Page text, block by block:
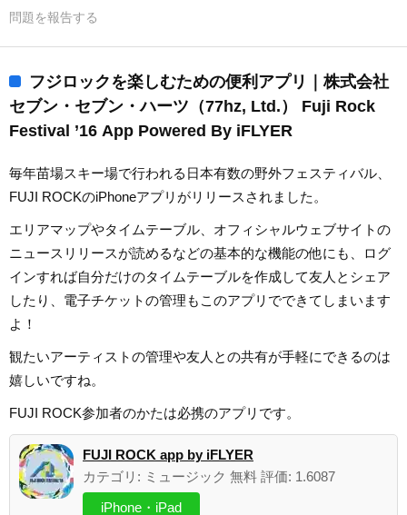
問題を報告する
フジロックを楽しむための便利アプリ｜株式会社
セブン・セブン・ハーツ（77hz, Ltd.） Fuji Rock
Festival ’16 App Powered By iFLYER
毎年苗場スキー場で行われる日本有数の野外フェスティバル、
FUJI ROCKのiPhoneアプリがリリースされました。
エリアマップやタイムテーブル、オフィシャルウェブサイトの
ニュースリリースが読めるなどの基本的な機能の他にも、ログ
インすれば自分だけのタイムテーブルを作成して友人とシェア
したり、電子チケットの管理もこのアプリでできてしまいます
よ！
観たいアーティストの管理や友人との共有が手軽にできるのは
嬉しいですね。
FUJI ROCK参加者のかたは必携のアプリです。
FUJI ROCK app by iFLYER
カテゴリ: ミュージック 無料 評価: 1.6087
iPhone・iPad